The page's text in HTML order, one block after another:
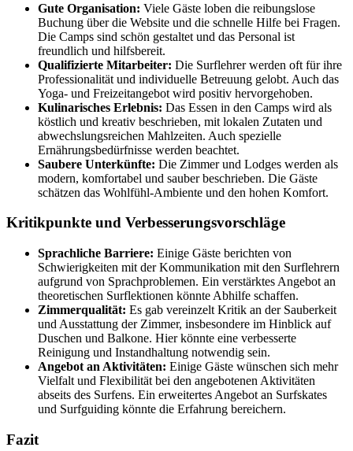
Gute Organisation: Viele Gäste loben die reibungslose
Buchung über die Website und die schnelle Hilfe bei Fragen.
Die Camps sind schön gestaltet und das Personal ist
freundlich und hilfsbereit.
Qualifizierte Mitarbeiter: Die Surflehrer werden oft für ihre
Professionalität und individuelle Betreuung gelobt. Auch das
Yoga- und Freizeitangebot wird positiv hervorgehoben.
Kulinarisches Erlebnis: Das Essen in den Camps wird als
köstlich und kreativ beschrieben, mit lokalen Zutaten und
abwechslungsreichen Mahlzeiten. Auch spezielle
Ernährungsbedürfnisse werden beachtet.
Saubere Unterkünfte: Die Zimmer und Lodges werden als
modern, komfortabel und sauber beschrieben. Die Gäste
schätzen das Wohlfühl-Ambiente und den hohen Komfort.
Kritikpunkte und Verbesserungsvorschläge
Sprachliche Barriere: Einige Gäste berichten von
Schwierigkeiten mit der Kommunikation mit den Surflehrern
aufgrund von Sprachproblemen. Ein verstärktes Angebot an
theoretischen Surflektionen könnte Abhilfe schaffen.
Zimmerqualität: Es gab vereinzelt Kritik an der Sauberkeit
und Ausstattung der Zimmer, insbesondere im Hinblick auf
Duschen und Balkone. Hier könnte eine verbesserte
Reinigung und Instandhaltung notwendig sein.
Angebot an Aktivitäten: Einige Gäste wünschen sich mehr
Vielfalt und Flexibilität bei den angebotenen Aktivitäten
abseits des Surfens. Ein erweitertes Angebot an Surfskates
und Surfguiding könnte die Erfahrung bereichern.
Fazit